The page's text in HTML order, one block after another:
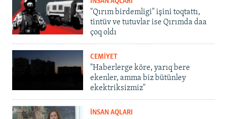
"Qırım birdemligi" işini toqtattı,
tintüv ve tutuvlar ise Qırımda daa
çoq oldı
CEMİYET
"Haberlerge köre, yarıq bere
ekenler, amma biz bütünley
ekektriksizmiz"
İNSAN AQLARI